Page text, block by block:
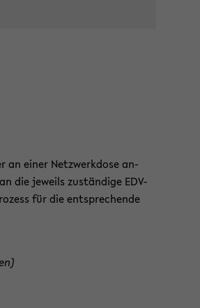
an einer Netz­werk­do­se an­
die je­weils zu­stän­di­ge EDV-​
für die ent­spre­chen­de